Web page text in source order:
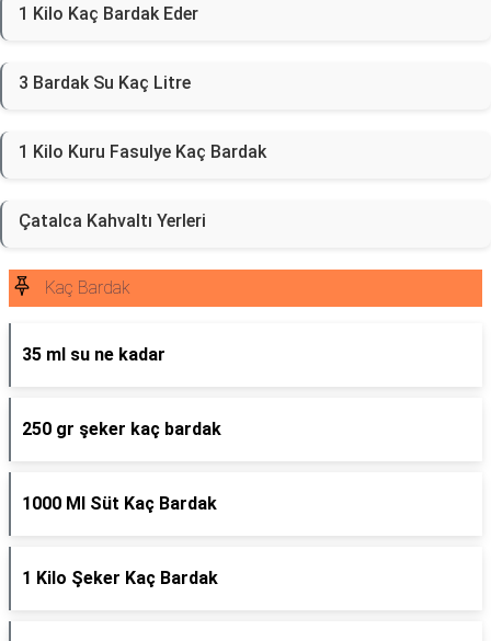
1 Kilo Kaç Bardak Eder
3 Bardak Su Kaç Litre
1 Kilo Kuru Fasulye Kaç Bardak
Çatalca Kahvaltı Yerleri
Kaç Bardak
35 ml su ne kadar
250 gr şeker kaç bardak
1000 Ml Süt Kaç Bardak
1 Kilo Şeker Kaç Bardak